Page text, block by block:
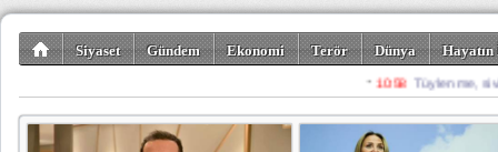
Siyaset Gündem Ekonomi Terör Dünya
Spor Misafir